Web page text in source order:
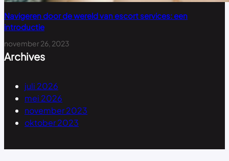
Navigeren door de wereld van escort services: een
introductie
november 26, 2023
Archives
juli 2026
mei 2026
november 2023
oktober 2023